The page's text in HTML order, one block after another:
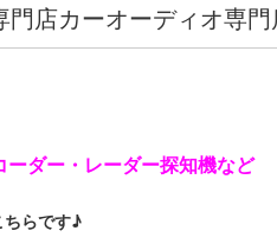
店カーオーディオ専
ダー・レーダー探知機など
らです♪